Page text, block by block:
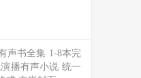
声书全集 1-8本完
播有声小说 统一